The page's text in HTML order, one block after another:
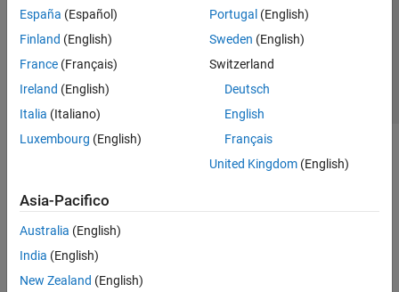
España (Español)
Finland (English)
France (Français)
Ireland (English)
Italia (Italiano)
Luxembourg (English)
Portugal (English)
Sweden (English)
Switzerland
Deutsch
English
Français
United Kingdom(English)
Asia-Pacifico
Australia (English)
India (English)
New Zealand (English)
© 1994-2026 The MathWorks, Inc.